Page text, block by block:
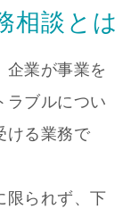
相談とは
企業が事業を
ラブルについ
ける業務で
限られず、下